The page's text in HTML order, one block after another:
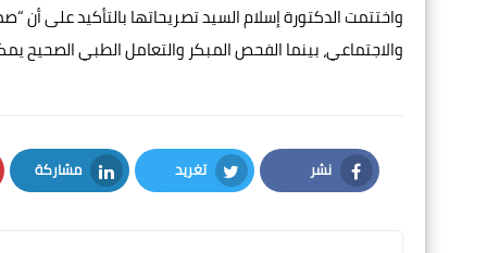
واختتمت الدكتورة إسلام السيد تصريحاتها بالتأكيد على
والاجتماعي، بينما الفحص المبكر والتعامل الطبي الصحيح
نشر
Facebook
تغريد
Twitter
مشاركة
LinkedIn